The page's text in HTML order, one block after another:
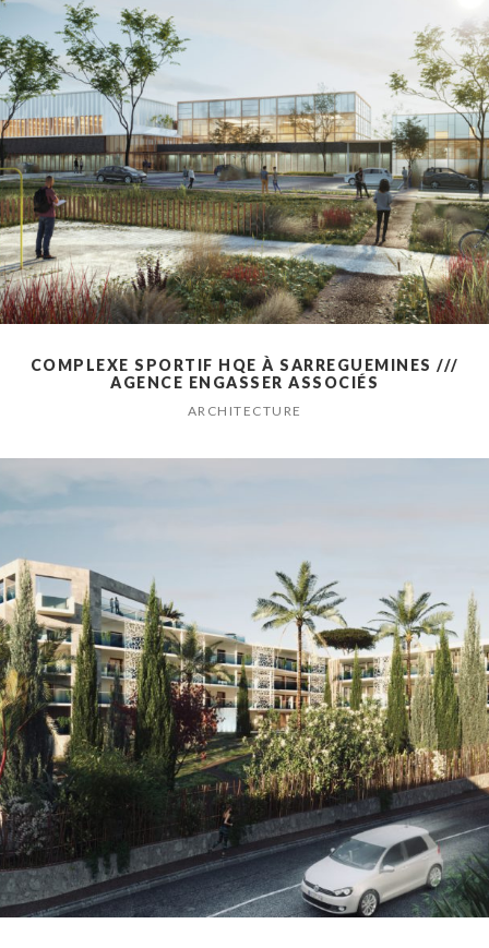
COMPLEXE SPORTIF HQE À SARREGUEMINES ///
AGENCE ENGASSER ASSOCIÉS
ARCHITECTURE